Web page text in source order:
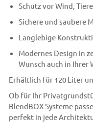
Schutz vor Wind,
Sichere und saubere
Langlebige
Modernes Design in
Wunsch auch in Ihrer
Erhältlich für 120 Liter
Ob für Ihr
BlendBOX Systeme
perfekt in jede